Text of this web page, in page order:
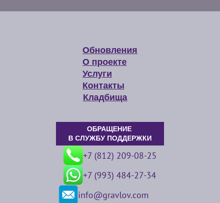
Обновления
О проекте
Услуги
Контакты
Кладбища
ОБРАЩЕНИЕ
В СЛУЖБУ ПОДДЕРЖКИ
+7 (812) 209-08-25
+7 (993) 484-27-34
info@gravlov.com